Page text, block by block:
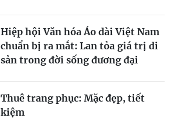
Hiệp hội Văn hóa Áo dài Việt Nam
chuẩn bị ra mắt: Lan tỏa giá trị di
sản trong đời sống đương đại
Thuê trang phục: Mặc đẹp, tiết
kiệm